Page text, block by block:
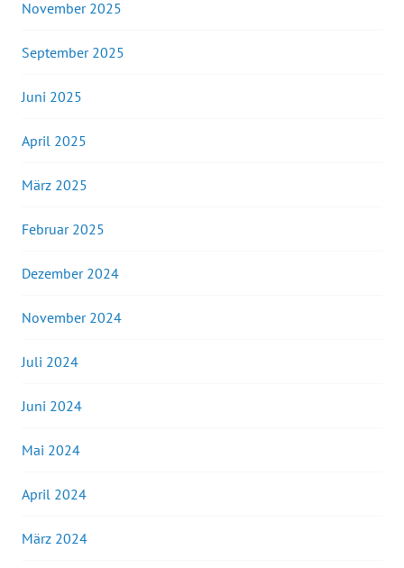
November 2025
September 2025
Juni 2025
April 2025
März 2025
Februar 2025
Dezember 2024
November 2024
Juli 2024
Juni 2024
Mai 2024
April 2024
März 2024